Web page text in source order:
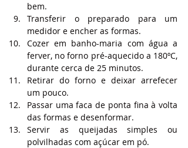
bem.
Transferir o preparado para um
medidor e encher as formas.
Cozer em banho-maria com água a
ferver, no forno pré-aquecido a 180ºC,
durante cerca de 25 minutos.
Retirar do forno e deixar arrefecer
um pouco.
Passar uma faca de ponta fina à volta
das formas e desenformar.
Servir as queijadas simples ou
polvilhadas com açúcar em pó.